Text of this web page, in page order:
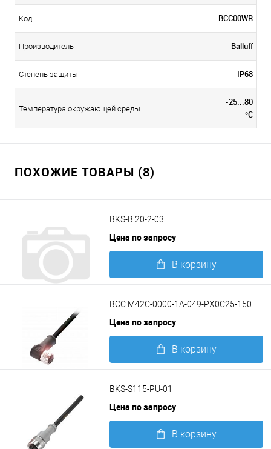
Код BCC00WR
Производитель Balluff
Степень защиты IP68
Температура окружающей среды
-25...80
°C
ПОХОЖИЕ ТОВАРЫ (8)
BKS-B 20-2-03
Цена по запросу
В корзину
BCC M42C-0000-1A-049-PX0C25-150
Цена по запросу
В корзину
BKS-S115-PU-01
Цена по запросу
В корзину